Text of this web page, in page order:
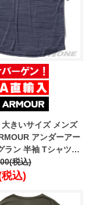
大きいサイズ メンズ
アンダーアー
ラン 半袖 Tシャツ
2.0 USA直輸入
税込)
込)